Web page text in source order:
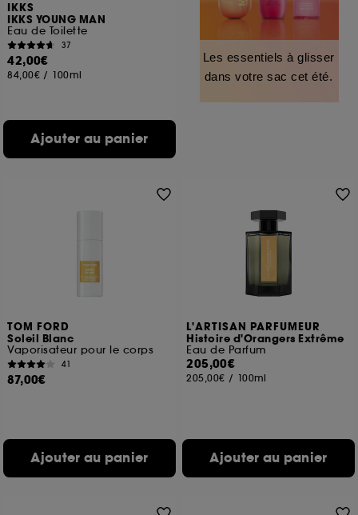
IKKS
IKKS YOUNG MAN
Eau de Toilette
37
42,00€
84,00€ / 100ml
Ajouter au panier
Les essentiels à glisser
dans votre sac cet été.
TOM FORD
Soleil Blanc
Vaporisateur pour le corps
41
87,00€
Ajouter au panier
L'ARTISAN PARFUMEUR
Histoire d'Orangers Extrême
Eau de Parfum
205,00€
205,00€ / 100ml
Ajouter au panier